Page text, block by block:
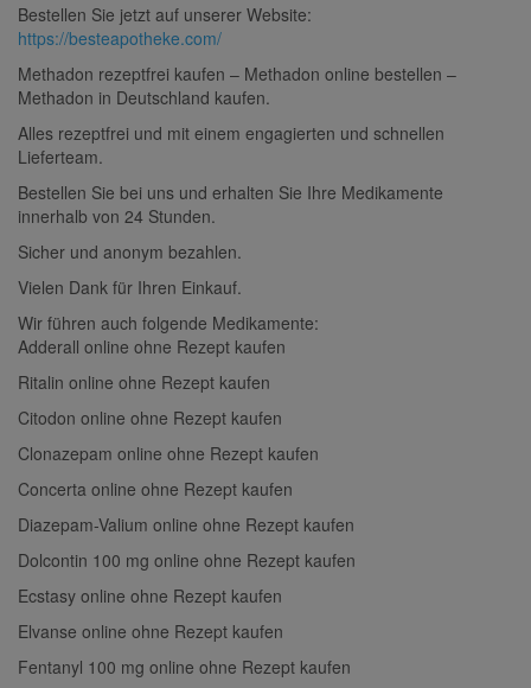
Bestellen Sie jetzt auf unserer Website:
https://besteapotheke.com/
Methadon rezeptfrei kaufen – Methadon online bestellen –
Methadon in Deutschland kaufen.
Alles rezeptfrei und mit einem engagierten und schnellen
Lieferteam.
Bestellen Sie bei uns und erhalten Sie Ihre Medikamente
innerhalb von 24 Stunden.
Sicher und anonym bezahlen.
Vielen Dank für Ihren Einkauf.
Wir führen auch folgende Medikamente:
Adderall online ohne Rezept kaufen
Ritalin online ohne Rezept kaufen
Citodon online ohne Rezept kaufen
Clonazepam online ohne Rezept kaufen
Concerta online ohne Rezept kaufen
Diazepam-Valium online ohne Rezept kaufen
Dolcontin 100 mg online ohne Rezept kaufen
Ecstasy online ohne Rezept kaufen
Elvanse online ohne Rezept kaufen
Fentanyl 100 mg online ohne Rezept kaufen